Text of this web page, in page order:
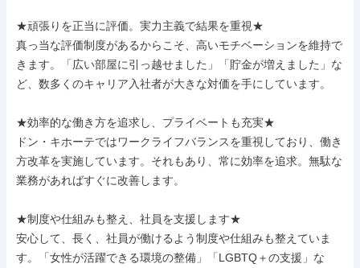
★頑張りを正当に評価。実力主義で結果を重視★
真っ当な評価制度があるからこそ、高いモチベーションを維持で
きます。「広い部屋に引っ越せました」「貯金が増えました」な
ど、数多くのキャリア入社者が大きな対価を手にしています。
★効率的な働き方を追求し、プライベートも充実★
ドン・キホーテではワークライフバランスを重視しており、働き
方改革を実施しています。それもあり、常に効率を追求。無駄な
業務があればすぐに改善します。
★制度や仕組みも整え、社員を支援します★
安心して、長く、社員が働けるよう制度や仕組みも整えていま
す。「女性が活躍できる環境の整備」「LGBTQ＋の支援」な